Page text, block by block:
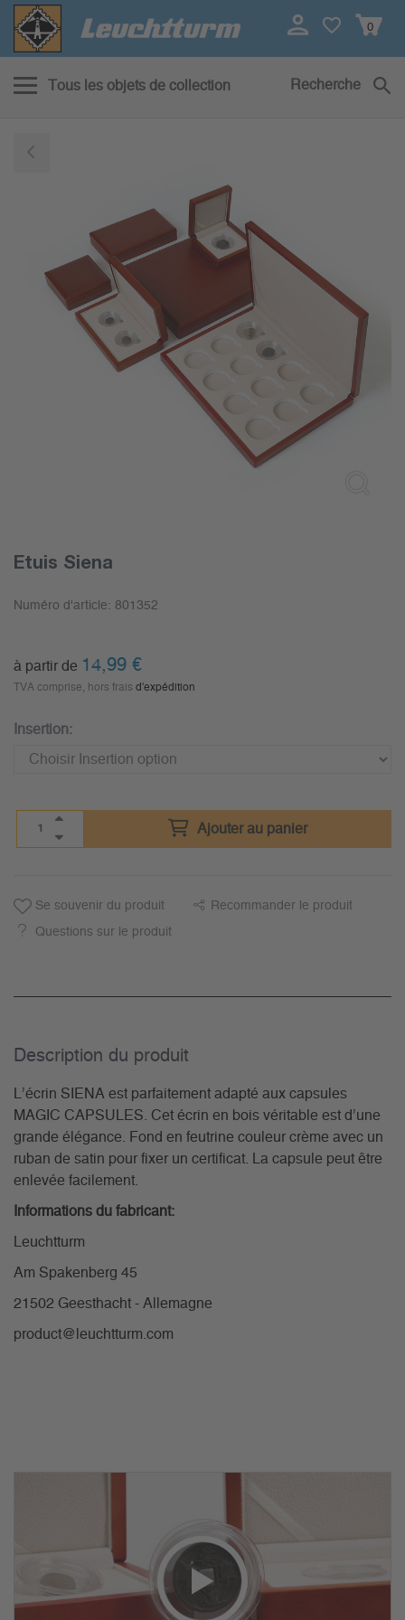
0
Tous les objets de collection Recherche
Etuis Siena
Numéro d'article: 801352
à partir de 14,99 €
TVA comprise, hors frais d'expédition
Insertion:
Ajouter au panier
Se souvenir du produit Recommander le produit
Questions sur le produit
Description du­ produit
L’écrin SIENA est parfaitement adapté aux capsules
MAGIC CAPSULES. Cet écrin en bois véritable est d’une
grande élégance. Fond en feutrine couleur crème avec un
ruban de satin pour fixer un certificat. La capsule peut être
enlevée facilement.
Informations du fabricant:
Leuchtturm
Am Spakenberg 45
21502 Geesthacht - Allemagne
product@leuchtturm.com